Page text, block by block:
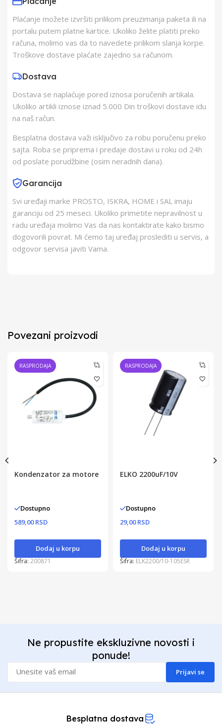
Proizvođač
Schukat Electronic
gmbh
Zemlja Uvoza Kina
Plaćanje možete izvršiti prilikom preuzimanja paketa ili na
portalu putem platne kartice. Ukoliko želite platiti preko
računa, molimo vas da to navedete prilikom slanja korpe.
Troškove dostave plaćate zajedno sa računom.
Dostava
Dostava se naplaćuje pored iznosa poručenih artikala.
Ukoliko artikli iznose iznad 5.000 Din troškovi dostave idu
na naš račun.
Besplatna dostava važi isključivo za robu poručenu preko
sajta. Roba se priprema i predaje dostavi u roku od 24h
od poslate porudžbine (osim neradnih dana).
Garancija
Svi uređaji marke PROSTO, ISKRA, HOME i SAL imaju
garanciju od 25 meseci. Ukoliko primetite nepravilnost u
radu uređaja molimo Vas da nas kontaktirate kako bismo
dogovorili povrat. Mi ćemo taj uređaj proslediti u servis, a
odgovor servisa javiti Vama.
Povezani proizvodi
RASPRODAJA
Kondenzator za motore
Dostupno
589,00 RSD
Dodaj u korpu
Šifra:200871
RASPRODAJA
ELKO 2200uF/10V
Dostupno
29,00 RSD
Dodaj u korpu
Šifra: ELK2200/10-105ESR
Ne propustite ekskluzivne novosti i
ponude!
Prijavi se
Besplatna dostava